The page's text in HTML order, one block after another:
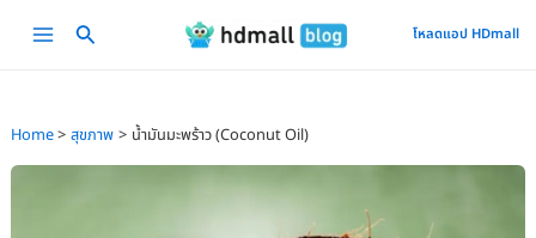
Main
โหลดแอป HDmall
Home สุขภาพ น้ำมันมะพร้าว (Coconut Oil)